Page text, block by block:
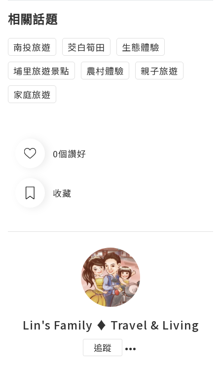
相關話題
南投旅遊 茭白筍田
生態體驗
埔里旅遊景點
農村體驗
親子旅遊
家庭旅遊
0個讚好
收藏
Lin's Family ♦ Travel & Living
追蹤